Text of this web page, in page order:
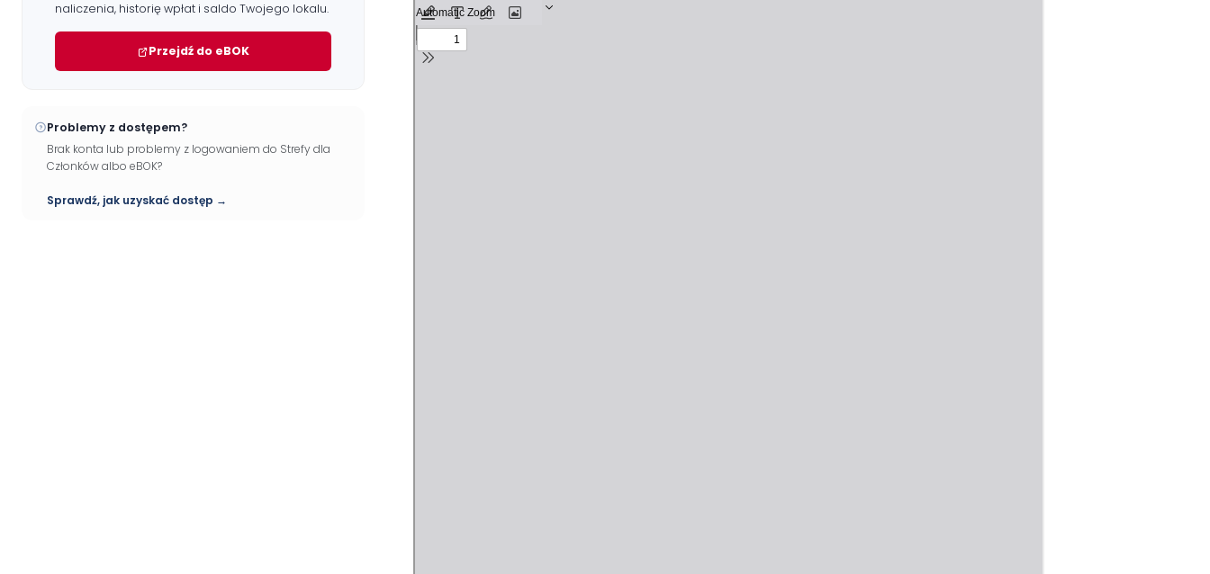
naliczenia, historię wpłat i saldo Twojego lokalu.
Przejdź do eBOK
Problemy z dostępem?
Brak konta lub problemy z logowaniem do Strefy dla
Członków albo eBOK?
Sprawdź, jak uzyskać dostęp →